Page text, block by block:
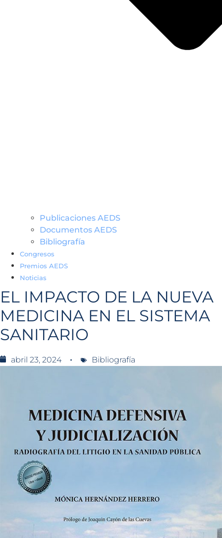
Publicaciones AEDS
Documentos AEDS
Bibliografía
Congresos
Premios AEDS
Noticias
EL IMPACTO DE LA NUEVA
MEDICINA EN EL SISTEMA
SANITARIO
abril 23, 2024 Bibliografía